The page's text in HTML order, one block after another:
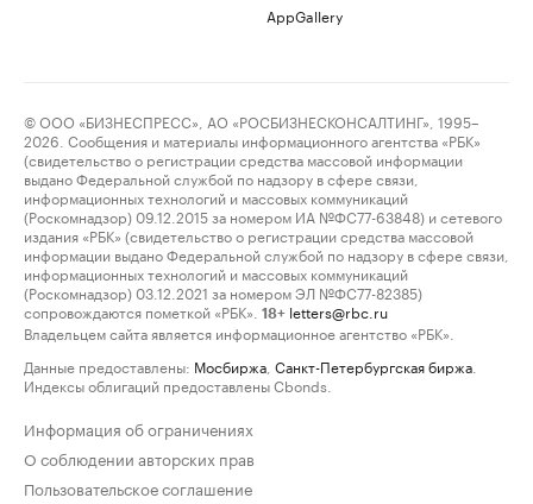
AppGallery
© ООО «БИЗНЕСПРЕСС», АО «РОСБИЗНЕСКОНСАЛТИНГ», 1995–
2026. Сообщения и материалы информационного агентства «РБК»
(свидетельство о регистрации средства массовой информации
выдано Федеральной службой по надзору в сфере связи,
информационных технологий и массовых коммуникаций
(Роскомнадзор) 09.12.2015 за номером ИА №ФС77-63848) и сетевого
издания «РБК» (свидетельство о регистрации средства массовой
информации выдано Федеральной службой по надзору в сфере связи,
информационных технологий и массовых коммуникаций
(Роскомнадзор) 03.12.2021 за номером ЭЛ №ФС77-82385)
сопровождаются пометкой «РБК».
18+ letters@rbc.ru
Владельцем сайта является информационное агентство «РБК».
Данные предоставлены: Мосбиржа Санкт-Петербургская биржа
Индексы облигаций предоставлены Cbonds.
Информация об ограничениях
О соблюдении авторских прав
Пользовательское соглашение